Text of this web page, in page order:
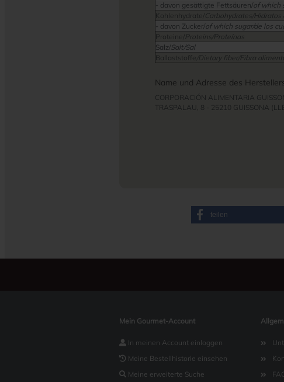
- davon gesättigte Fettsäuren/of which
Kohlenhydrate/ Carbohydrates/Hidratos
- davon Zucker/of which sugar/de los
Proteine/ Proteins/Proteínas
Salz/Salt/Sal
Ballaststoffe /Dietary fiber/Fibra
Name und Adresse des
CORPORACIÓN ALIMENTARIA
TRASPALAU, 8 - 25210 GUISSONA
teilen
Mein Gourmet-Account
In meinen Account einloggen
Meine Bestellhistorie einsehen
Meine erweiterte Suche